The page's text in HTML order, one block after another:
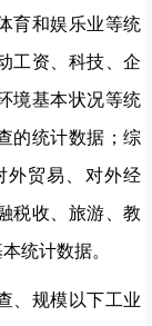
育和娱乐业等统
工资、科技、企
境基本状况等统
的统计数据；综
外贸易、对外经
税收、旅游、教
统计数据。
、规模以下工业